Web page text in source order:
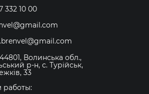
332 10 00
Волинська обл.,
р-н, с. Турійськ,
33